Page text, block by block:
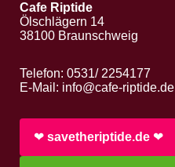
Cafe Riptide
Ölschlägern 14
38100 Braunschweig
Telefon: 0531/ 2254177
E-Mail: info@cafe-riptide.de
❤︎ savetheriptide.de ❤︎